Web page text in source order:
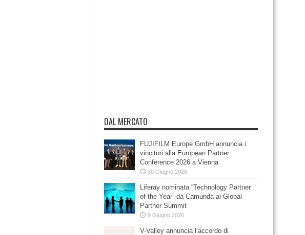
DAL MERCATO
FUJIFILM Europe GmbH annuncia i
vincitori alla European Partner
Conference 2026 a Vienna
30 Giugno 2026
Liferay nominata “Technology Partner
of the Year” da Camunda al Global
Partner Summit
9 Giugno 2026
V-Valley annuncia l’accordo di